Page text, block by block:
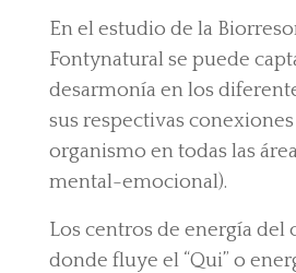
En el estudio de la
Fontynatural se puede
desarmonía en los
sus respectivas
organismo en todas las
mental-emocional).
Los centros de energía del
donde fluye el “Qui” o